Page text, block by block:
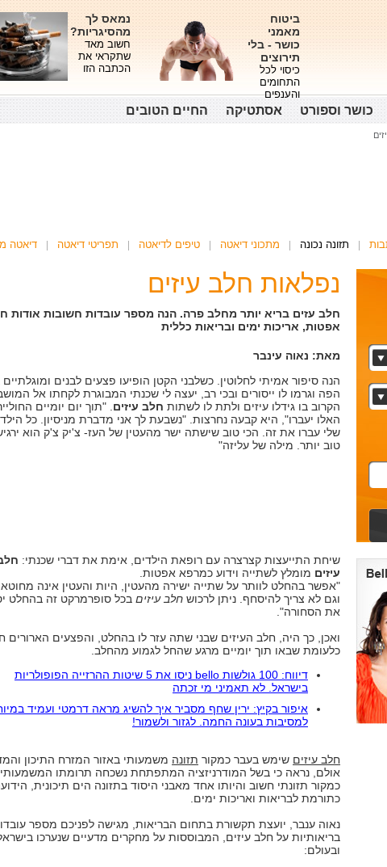
ביטוח
מאמני
כושר - בלי
תירוצים
כיסוי לכל
התחומים
והענפים
נמאס לך
מהסיגריות?
חשוב מאד
שתקראי את
הכתבה הזו
כושר וספורט אסתטיקה החיים הטובים
תזונה נכונה מתכוני דיאטה טיפים לדיאטה תפריטי דיאטה דיאטה
נפלאות חלב עיזים
חלב עזים בריא יותר מחלב פרה. הנה מספר עובדות חשובות אודות
אפטות, אריכות ימים ובריאות כללית
מאת: נאוה עינבר
הנה סיפור אמיתי לחלוטין. כשלבני הקטן הופיעו פצעים לבנים
הפה וגרמו לו ייסורים ובכי רב, יעצה לי שכנתי המבוגרת לקחתו אל
הקרוב בו גידלו עיזים ולתת לו לשתות חלב עיזים . "תוך יום יומיים
האלו יעברו", היא קבעה נחרצות. "נשבעת לך אני מדברת מניסיון. כל
שלי עברו את זה. הכי טוב שישתה ישר מהעטין של העז- צ'יק צ'ק הוא
טוב יותר. מילה של עליזה"
שיחת התייעצות קצרצרה עם רופאת הילדים, אימת את דברי שכנתי:
עיזים מומלץ לשתייה וידוע כמרפא אפטות.
"אפשר בהחלט לוותר על שתייה ישירה מהעטין, היות והעטין אינה
וגם לא צריך להיסחף. ניתן לרכוש חלב עיזים בכל סופרמרקט זה בהחלט
את הסחורה".
ואכן, כך היה, חלב העיזים שבני שתה עזר לו בהחלט, והפצעים הארורים
כלעומת שבאו תוך יומיים מרגע שהחל לגמוע מהחלב.
דיווח: 100 גולשות bello ניסו את 5 שיטות ההרזייה הפופולריות
בישראל. לא תאמיני מי זכתה
איפור בקיץ: ירין שחף מסביר איך להשיג מראה דרמטי ועמיד
למסיבות בעונה החמה. לגזור ולשמור!
חלב עיזים שימש בעבר כמקור תזונה משמעותי באזור המזרח התיכון
אולם, נראה כי בשל המודרניזציה המתפתחת נשכחה תרומתו
כמקור תזונתי חשוב והיותו אחד מאבני היסוד בתזונה הים תיכונית,
כתורמת לבריאות ואריכות ימים.
נאוה ענבר, יועצת תקשורת בתחום הבריאות, מגישה לפניכם מספר
בריאותיות על חלב עיזים, המבוססות על מחקרים מדעיים שנערכו
ובעולם: